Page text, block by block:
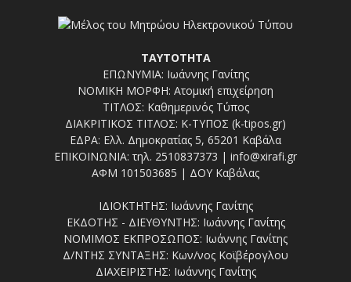
ΤΑΥΤΟΤΗΤΑ
ΕΠΩΝΥΜΙΑ: Ιωάννης Γανίτης
ΝΟΜΙΚΗ ΜΟΡΦΗ: Ατομική επιχείρηση
ΤΙΤΛΟΣ: Καθημερινός Τύπος
ΔΙΑΚΡΙΤΙΚΟΣ ΤΙΤΛΟΣ: Κ-ΤΥΠΟΣ (k-tipos.gr)
ΕΔΡΑ: Ελλ. Δημοκρατίας 5, 65201 Καβάλα
ΕΠΙΚΟΙΝΩΝΙΑ: τηλ. 2510837373 | info@xirafi.gr
ΑΦΜ 101503685 | ΔΟΥ Καβάλας
ΙΔΙΟΚΤΗΤΗΣ: Ιωάννης Γανίτης
ΕΚΔΟΤΗΣ - ΔΙΕΥΘΥΝΤΗΣ: Ιωάννης Γανίτης
ΝΟΜΙΜΟΣ ΕΚΠΡΟΣΩΠΟΣ: Ιωάννης Γανίτης
Δ/ΝΤΗΣ ΣΥΝΤΑΞΗΣ: Κων/νος Κοϊβέρογλου
ΔΙΑΧΕΙΡΙΣΤΗΣ: Ιωάννης Γανίτης